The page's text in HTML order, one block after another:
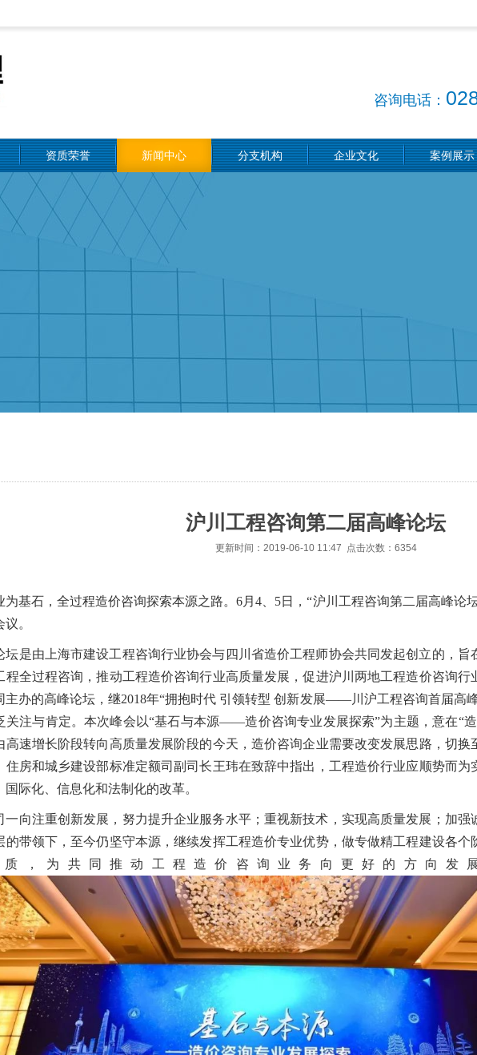
咨询电话：
资质荣誉 新闻中心 分支机构 企业文化 案例展示
沪川工程咨询第二届高峰论坛
更新时间：2019-06-10 11:47 点击次数：6354
为基石，全过程造价咨询探索本源之路。6月4、5日，“沪川工程咨询第二届高峰论
。
坛是由上海市建设工程咨询行业协会与四川省造价工程师协会共同发起创立的，旨
程全过程咨询，推动工程造价咨询行业高质量发展，促进沪川两地工程造价咨询
主办的高峰论坛，继2018年“拥抱时代 引领转型 创新发展——川沪工程咨询首届高
关注与肯定。本次峰会以“基石与本源——造价咨询专业发展探索”为主题，意在“
高速增长阶段转向高质量发展阶段的今天，造价咨询企业需要改变发展思路，切
住房和城乡建设部标准定额司副司长王玮在致辞中指出，工程造价行业应顺势而
国际化、信息化和法制化的改革。
一向注重创新发展，努力提升企业服务水平；重视新技术，实现高质量发展；加强
的带领下，至今仍坚守本源，继续发挥工程造价专业优势，做专做精工程建设各
， 为 共同推动工程造价咨询业务向更好的方向发